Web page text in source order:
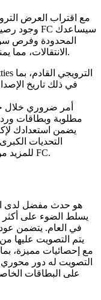
مع اقتراب العرض
الانتقالات، مما يمنحك بداية قوية عند صدور البطاقات الوردية.
في ذلك تاريخ
التحديات
الانتقالات. تأكد من زيارة MrGeek للمزيد من عملات FC.
في العام. يتضمن
مع إحصائيات مميزة،
التصويت له دور
على البطاقات